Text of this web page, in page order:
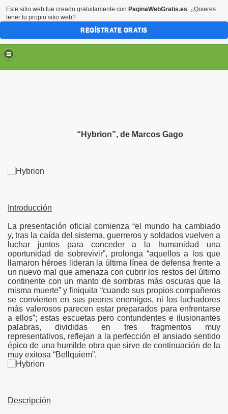
“Hybrion”, de Marcos Gago
Introducción
La presentación oficial comienza “el mundo ha cambiado
y, tras la caída del sistema, guerreros y soldados vuelven a
luchar juntos para conceder a la humanidad una
oportunidad de sobrevivir”, prolonga “aquellos a los que
llamaron héroes lideran la última línea de defensa frente a
un nuevo mal que amenaza con cubrir los restos del último
continente con un manto de sombras más oscuras que la
misma muerte” y finiquita “cuando sus propios compañeros
se convierten en sus peores enemigos, ni los luchadores
más valerosos parecen estar preparados para enfrentarse
a ellos”; estas escuetas pero contundentes e ilusionantes
palabras, divididas en tres fragmentos muy
representativos, reflejan a la perfección el ansiado sentido
épico de una humilde obra que sirve de continuación de la
muy exitosa “Bellquiem”.
Descripción
Este sitio web fue creado gratuitamente con PaginaWebGratis.es. ¿Quieres
tener tu propio sitio web?
REGÍSTRATE GRATIS